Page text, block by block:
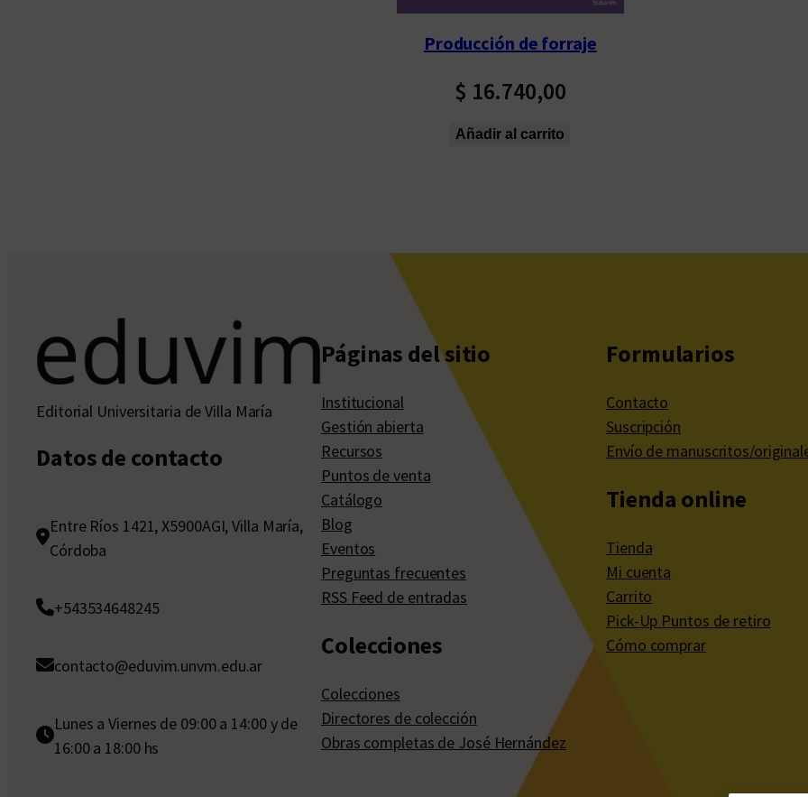
Producción de forraje
$ 16.740,00
Añadir al carrito
Editorial Universitaria de Villa María
Datos de contacto
Entre Ríos 1421, X5900AGI, Villa María,
Córdoba
+543534648245
contacto@eduvim.unvm.edu.ar
Lunes a Viernes de 09:00 a 14:00 y de
16:00 a 18:00 hs
Páginas del sitio
Institucional
Gestión abierta
Recursos
Puntos de venta
Catálogo
Blog
Eventos
Preguntas frecuentes
RSS Feed de entradas
Colecciones
Colecciones
Directores de colección
Obras completas de José Hernández
Formularios
Contacto
Suscripción
Envío de manuscritos/
Tienda online
Tienda
Mi cuenta
Carrito
Pick-Up Puntos de retiro
Cómo comprar